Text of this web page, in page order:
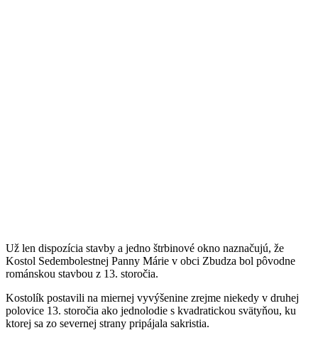
Už len dispozícia stavby a jedno štrbinové okno naznačujú, že
Kostol Sedembolestnej Panny Márie v obci Zbudza bol pôvodne
románskou stavbou z 13. storočia.
Kostolík postavili na miernej vyvýšenine zrejme niekedy v druhej
polovice 13. storočia ako jednolodie s kvadratickou svätyňou, ku
ktorej sa zo severnej strany pripájala sakristia.